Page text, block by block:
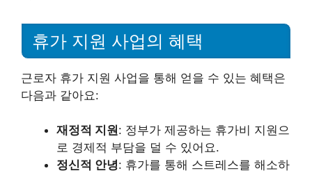
휴가 지원 사업의 혜택
근로자 휴가 지원 사업을 통해 얻을 수 있는 혜택은
다음과 같아요:
재정적 지원: 정부가 제공하는 휴가비 지원으
로 경제적 부담을 덜 수 있어요.
정신적 안녕: 휴가를 통해 스트레스를 해소하